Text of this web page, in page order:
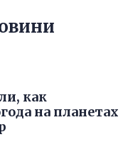
как
на планетах